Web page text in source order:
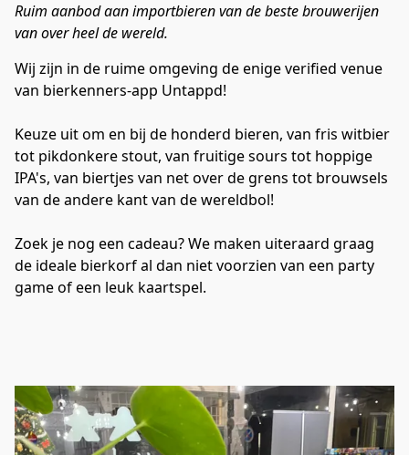
Ruim aanbod aan importbieren van de beste brouwerijen
van over heel de wereld.
Wij zijn in de ruime omgeving de enige verified venue
van bierkenners-app Untappd!
Keuze uit om en bij de honderd bieren, van fris witbier
tot pikdonkere stout, van fruitige sours tot hoppige
IPA's, van biertjes van net over de grens tot brouwsels
van de andere kant van de wereldbol!
Zoek je nog een cadeau? We maken uiteraard graag
de ideale bierkorf al dan niet voorzien van een party
game of een leuk kaartspel.